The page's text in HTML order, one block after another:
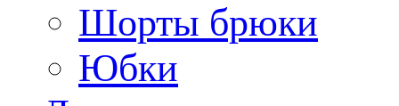
Шорты брюки
Юбки